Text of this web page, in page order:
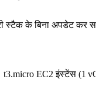
के बिना अपडेट कर
EC2 इंस्टेंस (1